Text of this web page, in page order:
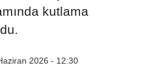
kutlama
2026 - 12:30